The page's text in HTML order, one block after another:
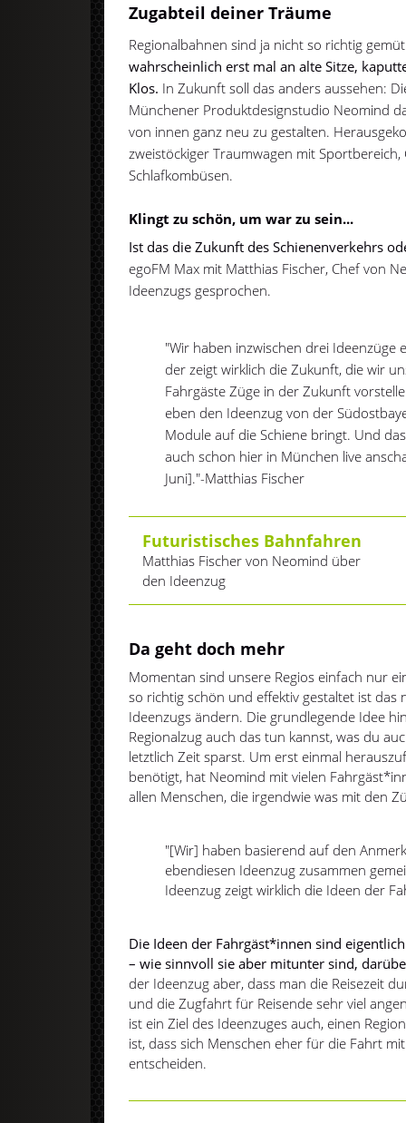
Zugabteil deiner Träume
Regionalbahnen sind ja nicht so richtig
wahrscheinlich erst mal an alte Sitze,
Klos. In Zukunft soll das anders aussehen:
Münchener Produktdesignstudio Neomind
von innen ganz neu zu gestalten.
zweistöckiger Traumwagen mit
Schlafkombüsen.
Klingt zu schön, um war zu sein...
Ist das die Zukunft des Schienenverkehrs
egoFM Max mit Matthias Fischer, Chef von
Ideenzugs gesprochen.
"Wir haben inzwischen drei Ideenzüge
der zeigt wirklich die Zukunft, die wir
Fahrgäste Züge in der Zukunft
eben den Ideenzug von der
Module auf die Schiene bringt. Und
auch schon hier in München live
Juni]."-Matthias Fischer
Futuristisches Bahnfahren
Matthias Fischer von Neomind über
den Ideenzug
Da geht doch mehr
Momentan sind unsere Regios einfach nur
so richtig schön und effektiv gestaltet ist das
Ideenzugs ändern. Die grundlegende Idee
Regionalzug auch das tun kannst, was du
letztlich Zeit sparst. Um erst einmal
benötigt, hat Neomind mit vielen
allen Menschen, die irgendwie was mit den
"[Wir] haben basierend auf den
ebendiesen Ideenzug zusammen
Ideenzug zeigt wirklich die Ideen der
Die Ideen der Fahrgäst*innen sind
– wie sinnvoll sie aber mitunter sind,
der Ideenzug aber, dass man die Reisezeit
und die Zugfahrt für Reisende sehr viel
ist ein Ziel des Ideenzuges auch, einen
ist, dass sich Menschen eher für die Fahrt
entscheiden.